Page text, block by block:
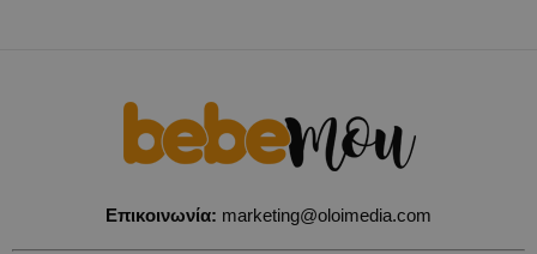
Επικοινωνία: marketing@oloimedia.com